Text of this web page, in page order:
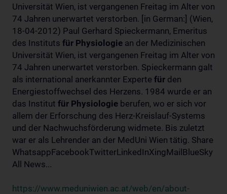
Universität Wien, ist vergangenen Freitag im Alter von
74 Jahren unerwartet verstorben. [in German:] (Wien,
18-04-2012) Paul Gerhard Spieckermann, Emeritus
des Instituts für Physiologie an der Medizinischen
Universität Wien, ist vergangenen Freitag im Alter von
74 Jahren unerwartet verstorben. Spieckermann galt
als international anerkannter Experte für den
Energiestoffwechsel des Herzens. 1984 wurde er an
das Institut für Physiologie berufen, wo er sich vor
allem der Erforschung des Herz-Kreislauf-Systems
und der Nachwuchsförderung widmete. Bis zuletzt
war er als Lehrender an der MedUni Wien tätig. Share
WhatsappFacebookTwitterLinkedInXingMailBlueSky
All News...
https://www.meduniwien.ac.at/web/en/about-